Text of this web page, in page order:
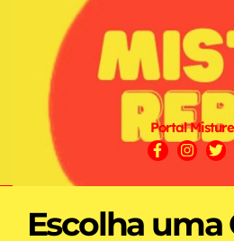
Portal
Escolha uma